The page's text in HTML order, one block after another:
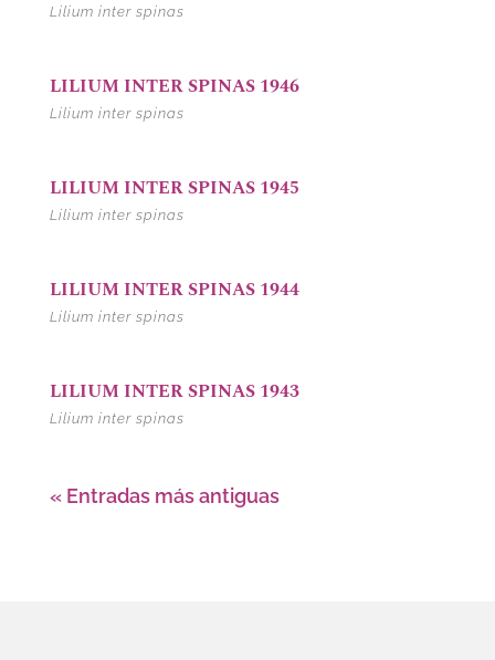
Lilium inter spinas
LILIUM INTER SPINAS 1946
Lilium inter spinas
LILIUM INTER SPINAS 1945
Lilium inter spinas
LILIUM INTER SPINAS 1944
Lilium inter spinas
LILIUM INTER SPINAS 1943
Lilium inter spinas
« Entradas más antiguas